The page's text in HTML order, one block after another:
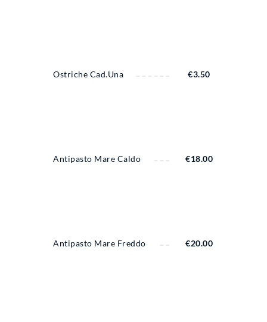
Ostriche Cad.una €3.50
Antipasto Mare Caldo €18.00
Antipasto Mare Freddo €20.00